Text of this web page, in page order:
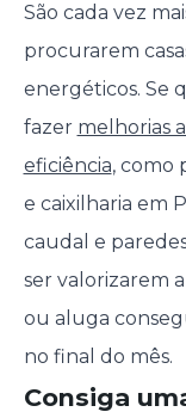
São cada vez
procurarem
energéticos. Se
fazer melhorias
eficiência, como
e caixilharia em
caudal e
ser valorizarem
ou aluga
no final do mês.
Consiga